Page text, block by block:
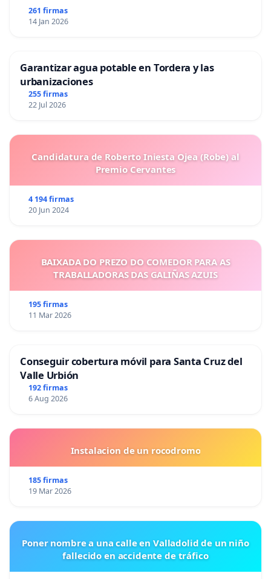
261 firmas
14 Jan 2026
Garantizar agua potable en Tordera y las
urbanizaciones
255 firmas
22 Jul 2026
Candidatura de Roberto Iniesta Ojea (Robe) al
Premio Cervantes
4 194 firmas
20 Jun 2024
BAIXADA DO PREZO DO COMEDOR PARA AS
TRABALLADORAS DAS GALIÑAS AZUIS
195 firmas
11 Mar 2026
Conseguir cobertura móvil para Santa Cruz del
Valle Urbión
192 firmas
6 Aug 2026
Instalacion de un rocodromo
185 firmas
19 Mar 2026
Poner nombre a una calle en Valladolid de un niño
fallecido en accidente de tráfico